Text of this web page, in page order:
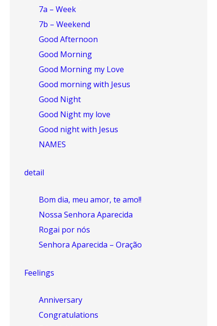
7a – Week
7b – Weekend
Good Afternoon
Good Morning
Good Morning my Love
Good morning with Jesus
Good Night
Good Night my love
Good night with Jesus
NAMES
detail
Bom dia, meu amor, te amo!!
Nossa Senhora Aparecida
Rogai por nós
Senhora Aparecida – Oração
Feelings
Anniversary
Congratulations